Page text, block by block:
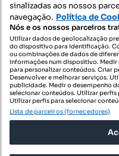
Contacte-nos
sinalizadas aos nossos
navegação. Política de
Nós e os nossos parceiros
Utilizar dados de geolocalização
do dispositivo para identificação.
ou combinações de dados de
informações num dispositivo.
para personalizar conteúdos. Criar
Desenvolver e melhorar serviços.
publicidade. Medir o desempenho
selecionar conteúdos. Utilizar
Utilizar perfis para selecionar
Lista de parceiros (fornecedores)